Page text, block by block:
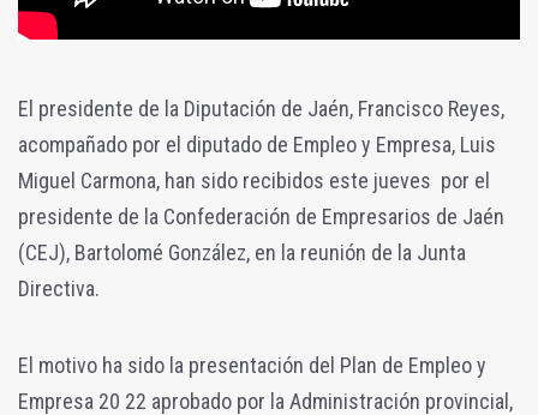
El presidente de la Diputación de Jaén, Francisco Reyes,
acompañado por el diputado de Empleo y Empresa, Luis
Miguel Carmona, han sido recibidos este jueves por el
presidente de la Confederación de Empresarios de Jaén
(CEJ), Bartolomé González, en la reunión de la Junta
Directiva.
El motivo ha sido la presentación del Plan de Empleo y
Empresa 20 22 aprobado por la Administración provincial,